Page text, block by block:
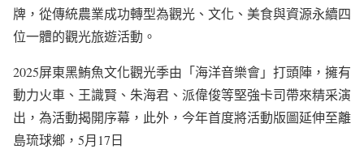
牌，從傳統農業成功轉型為觀光、文化、美食與資源永續四
位一體的觀光旅遊活動。
2025屏東黑鮪魚文化觀光季由「海洋音樂會」打頭陣，擁有
動力火車、王識賢、朱海君、派偉俊等堅強卡司帶來精采演
出，為活動揭開序幕，此外，今年首度將活動版圖延伸至離
島琉球鄉，5月17日